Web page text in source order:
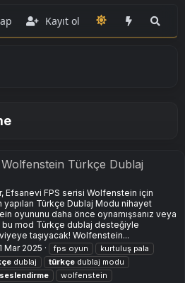
Kayıt ol
Wolfenstein Türkçe Dublaj
Efsanevi FPS serisi Wolfenstein için
yapılan Türkçe Dublaj Modu nihayet
oyununu daha önce oynamışsanız veya
bu mod Türkçe dublaj desteğiyle
taşıyacak! Wolfenstein...
Mar 2025 fps oyun
kurtuluş pala
dublaj türkçe dublaj modu
seslendirme
wolfenstein